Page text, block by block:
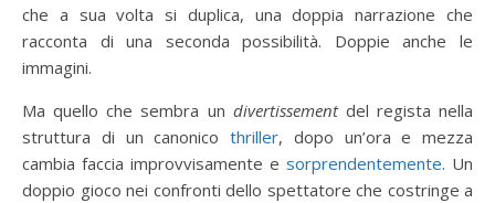
che a sua volta si duplica, una doppia narrazione che
racconta di una seconda possibilità. Doppie anche le
immagini.
Ma quello che sembra un divertissementdel regista nella
struttura di un canonico thriller, dopo un’ora e mezza
cambia faccia improvvisamente e sorprendentemente. Un
doppio gioco nei confronti dello spettatore che costringe a